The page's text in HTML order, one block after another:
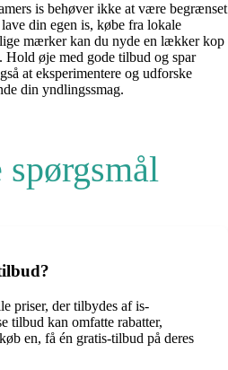
is behøver ikke at være begrænset
din egen is, købe fra lokale
mærker kan du nyde en lækker kop
Hold øje med gode tilbud og spar
at eksperimentere og udforske
din yndlingssmag.
priser, der tilbydes af is-
tilbud kan omfatte rabatter,
en, få én gratis-tilbud på deres